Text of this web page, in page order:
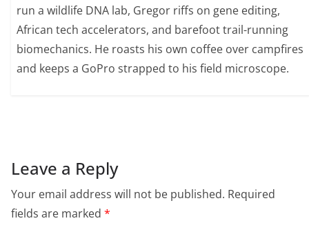
run a wildlife DNA lab, Gregor riffs on gene editing,
African tech accelerators, and barefoot trail-running
biomechanics. He roasts his own coffee over campfires
and keeps a GoPro strapped to his field microscope.
Leave a Reply
Your email address will not be published. Required
fields are marked *